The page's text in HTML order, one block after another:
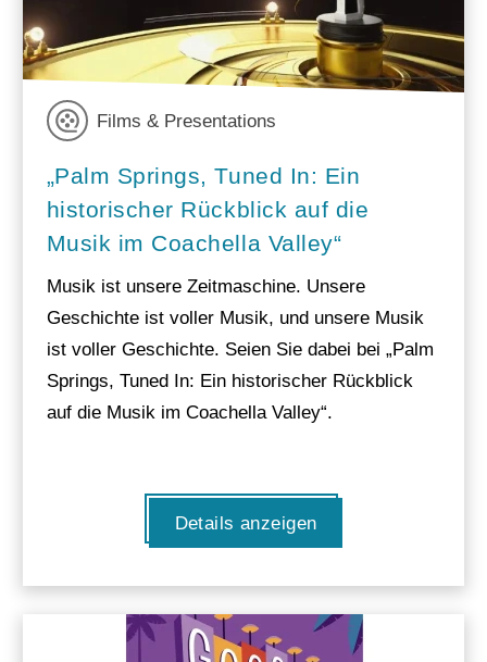
Films & Presentations
„Palm Springs, Tuned In: Ein
historischer Rückblick auf die
Musik im Coachella Valley“
Musik ist unsere Zeitmaschine. Unsere
Geschichte ist voller Musik, und unsere Musik
ist voller Geschichte. Seien Sie dabei bei „Palm
Springs, Tuned In: Ein historischer Rückblick
auf die Musik im Coachella Valley“.
Details anzeigen